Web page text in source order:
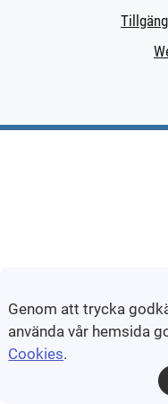
Genom att trycka
använda vår hemsida
Cookies.